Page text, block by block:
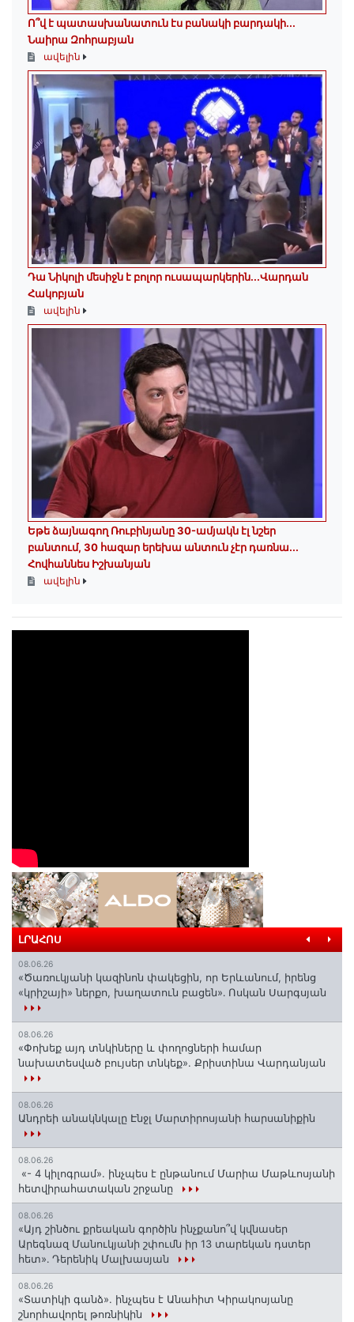
Ո՞վ է պատասխանատուն էս բանակի բարդակի․․․
Նաիրա Զոհրաբյան
ավելին
Դա Նիկոլի մեսիջն է բոլոր ուսապարկերին․․․Վարդան
Հակոբյան
ավելին
Եթե ձայնագող Ռուբինյանը 30-ամյակն էլ նշեր
բանտում, 30 հազար երեխա անտուն չէր դառնա․․․
Հովհաննես Իշխանյան
ավելին
ԼՐԱՀՈՍ
08.06.26
«Ծառուկյանի կազինոն փակեցին, որ Երևանում, իրենց
«կրիշայի» ներքո, խաղատուն բացեն»․ Ոսկան Սարգսյան
08.06.26
«Փոխեք այդ տնկիները և փողոցների համար
նախատեսված բույսեր տնկեք». Քրիստինա Վարդանյան
08.06.26
Անդրեի անակնկալը Էնջլ Մարտիրոսյանի հարսանիքին
08.06.26
«- 4 կիլոգրամ». ինչպես է ընթանում Մարիա Մաթևոսյանի
հետվիրահատական շրջանը
08.06.26
«Այդ շինծու քրեական գործին ինչքանո՞վ կվնասեր
Արեգնազ Մանուկյանի շփումն իր 13 տարեկան դստեր
հետ»․ Դերենիկ Մալխասյան
08.06.26
«Տատիկի գանձ». ինչպես է Անահիտ Կիրակոսյանը
շնորհավորել թոռնիկին